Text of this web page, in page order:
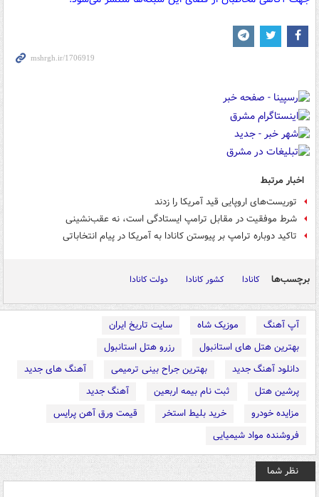
اخبار مرتبط
توریست‌های اروپایی قید آمریکا را زدند
شرط موفقیت در مقابل ترامپ ایستادگی است، نه عقب‌نشینی
تاکید دوباره ترامپ بر پیوستن کانادا به آمریکا در پیام انتخاباتی
برچسب‌ها کانادا کشور کانادا دولت کانادا
آپ آهنگ موزیک شاه
سایت تاریخ ایران
بهترین هتل های استانبول
رزرو هتل استانبول
دانلود آهنگ جدید
بهترین جراح بینی ترمیمی
آهنگ های جدید
پرشین هتل
ثبت نام بیمه اربعین
آهنگ جدید
مزایده خودرو
خرید بلیط استخر
قیمت ورق آهن پرایس
فروشنده مواد شیمیایی
نظر شما